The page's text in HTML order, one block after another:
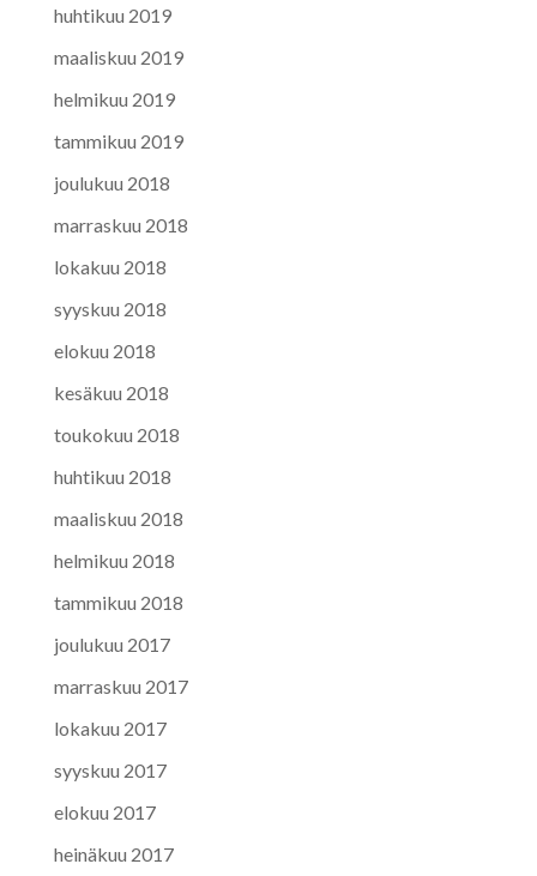
huhtikuu 2019
maaliskuu 2019
helmikuu 2019
tammikuu 2019
joulukuu 2018
marraskuu 2018
lokakuu 2018
syyskuu 2018
elokuu 2018
kesäkuu 2018
toukokuu 2018
huhtikuu 2018
maaliskuu 2018
helmikuu 2018
tammikuu 2018
joulukuu 2017
marraskuu 2017
lokakuu 2017
syyskuu 2017
elokuu 2017
heinäkuu 2017